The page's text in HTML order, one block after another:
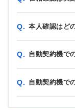
Q. 本人確認はど
Q. 自動契約機で
Q. 自動契約機で